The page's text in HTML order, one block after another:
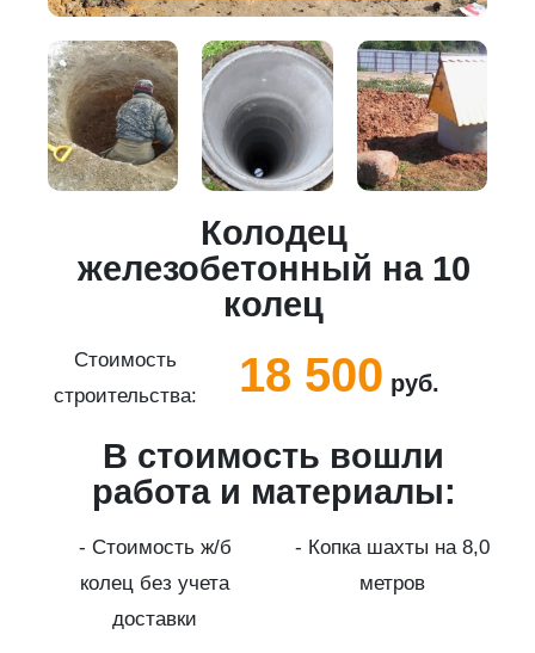
Колодец
железобетонный на 10
колец
Стоимость
строительства:
18 500 руб.
В стоимость вошли
работа и материалы:
- Стоимость ж/б
колец без учета
доставки
- Копка шахты на 8,0
метров